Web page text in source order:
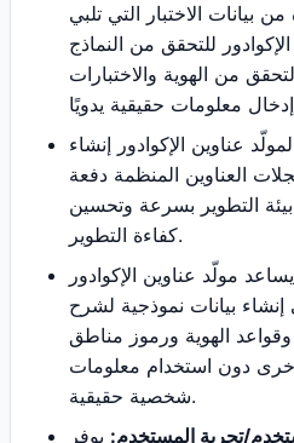
بيانات الاختبار التي تلبي
للتحقق من النماذج
من الهوية والاختبارات
عناوين الإكوادور إنشاء
العناوين المنظمة دفعة
التطوير بسرعة وتحسين
كفاءة التطوير.
يساعد مولّد عناوين الإكوادور
إنشاء بيانات نموذجية لشرح
وقواعد الهوية ورموز مناطق
دون استخدام معلومات
شخصية حقيقية.
تجربة المستخدم: يوفر